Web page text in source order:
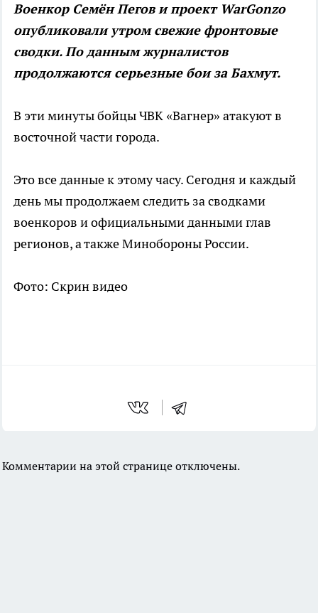
Военкор Семён Пегов и проект WarGonzo
опубликовали утром свежие фронтовые
сводки. По данным журналистов
продолжаются серьезные бои за Бахмут.
В эти минуты бойцы ЧВК «Вагнер» атакуют в
восточной части города.
Это все данные к этому часу. Сегодня и каждый
день мы продолжаем следить за сводками
военкоров и официальными данными глав
регионов, а также Минобороны России.
Фото: Скрин видео
Комментарии на этой странице отключены.